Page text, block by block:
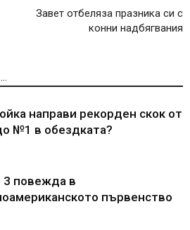
Завет отбеляза празника си с
конни надбягвания
направи рекорден скок от
№1 в обездката?
3 повежда в
първенство